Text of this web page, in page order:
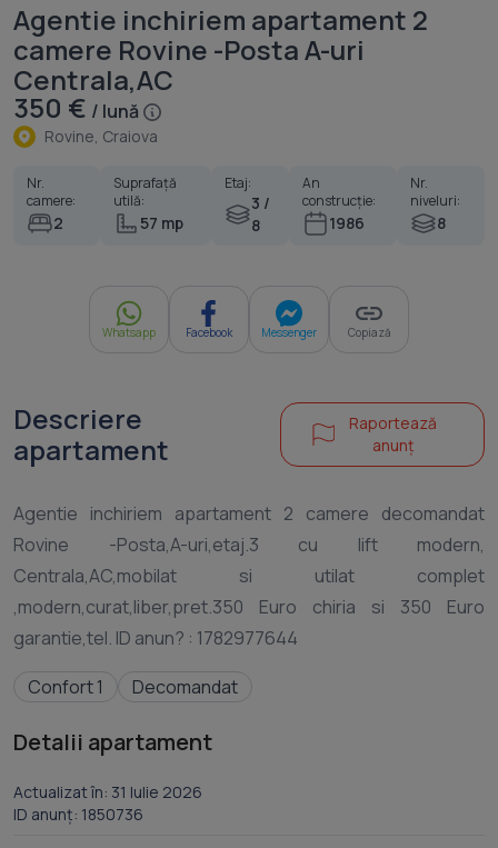
Agentie inchiriem apartament 2
camere Rovine -Posta A-uri
Centrala,AC
350 € / lună
Rovine, Craiova
Nr.
camere:
2
Suprafață
utilă:
57 mp
Etaj:
3 /
8
An
construcție:
1986
Nr.
niveluri:
8
Whatsapp Facebook Messenger Copiază
Descriere
apartament
Raportează
anunț
Agentie inchiriem apartament 2 camere decomandat
Rovine -Posta,A-uri,etaj.3 cu lift modern,
Centrala,AC,mobilat si utilat complet
,modern,curat,liber,pret.350 Euro chiria si 350 Euro
Confort 1
Decomandat
Detalii apartament
Actualizat în: 31 Iulie 2026
ID anunț: 1850736